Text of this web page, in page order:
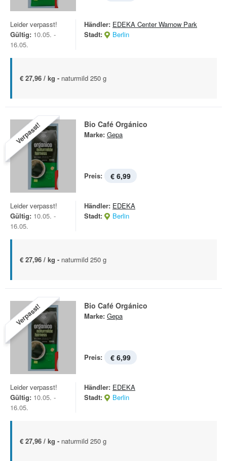
Leider verpasst!
Gültig: 10.05. -
16.05.
Händler: EDEKA Center Warnow Park
Stadt:
Berlin
€ 27,96 / kg - naturmild 250 g
Verpasst! Bio Café Orgánico
Marke: Gepa
Preis: € 6,99
Leider verpasst!
Gültig: 10.05. -
16.05.
Händler: EDEKA
Stadt:
Berlin
€ 27,96 / kg - naturmild 250 g
Verpasst! Bio Café Orgánico
Marke: Gepa
Preis: € 6,99
Leider verpasst!
Gültig: 10.05. -
16.05.
Händler: EDEKA
Stadt:
Berlin
€ 27,96 / kg - naturmild 250 g